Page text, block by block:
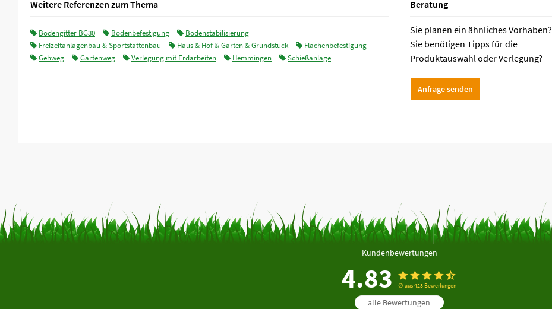
Weitere Referenzen zum Thema
Bodengitter BG30 Bodenbefestigung
Bodenstabilisierung
Freizeitanlagenbau & Sportstättenbau
Haus & Hof & Garten & Grundstück
Flächenbefestigung
Gehweg
Gartenweg Verlegung mit Erdarbeiten Hemmingen Schießanlage
Beratung
Sie planen ein ähnliches Vorhaben?
Sie benötigen Tipps für die
Produktauswahl oder Verlegung?
Anfrage senden
Kundenbewertungen
4.83∅ aus 423 Bewertungen
alle Bewertungen